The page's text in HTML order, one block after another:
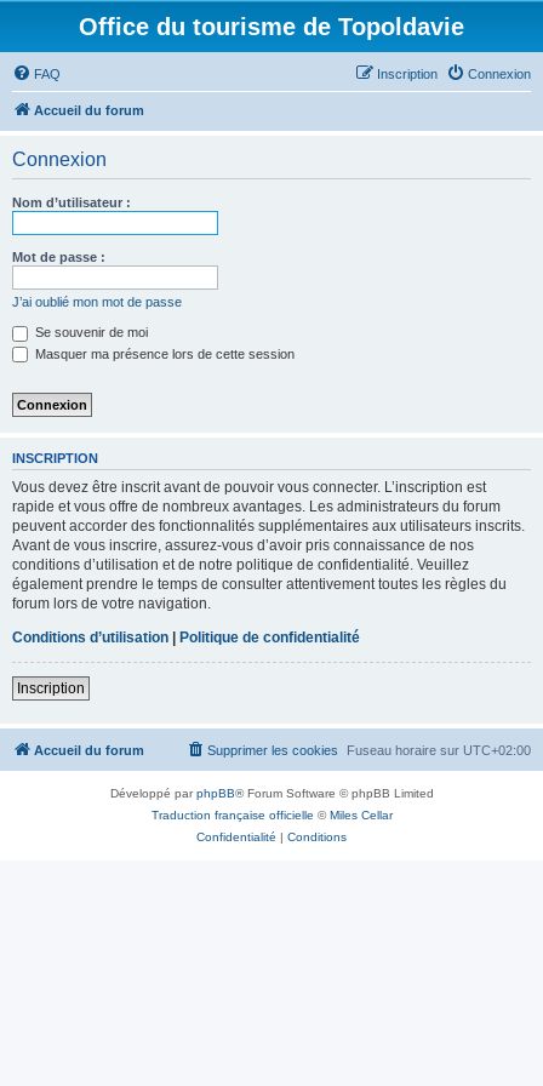
Office du tourisme de Topoldavie
FAQ Connexion
Inscription
Accueil du forum
Connexion
Nom d’utilisateur :
Mot de passe :
J’ai oublié mon mot de passe
Se souvenir de moi
Masquer ma présence lors de cette session
INSCRIPTION
Vous devez être inscrit avant de pouvoir vous connecter. L’inscription est
rapide et vous offre de nombreux avantages. Les administrateurs du forum
peuvent accorder des fonctionnalités supplémentaires aux utilisateurs inscrits.
Avant de vous inscrire, assurez-vous d’avoir pris connaissance de nos
conditions d’utilisation et de notre politique de confidentialité. Veuillez
également prendre le temps de consulter attentivement toutes les règles du
forum lors de votre navigation.
Conditions d’utilisation | Politique de confidentialité
Inscription
Accueil du forum Fuseau horaire sur UTC+02:00
Supprimer les cookies
Développé parphpBB® Forum Software © phpBB Limited
Traduction française officielle ©Miles Cellar
Confidentialité | Conditions